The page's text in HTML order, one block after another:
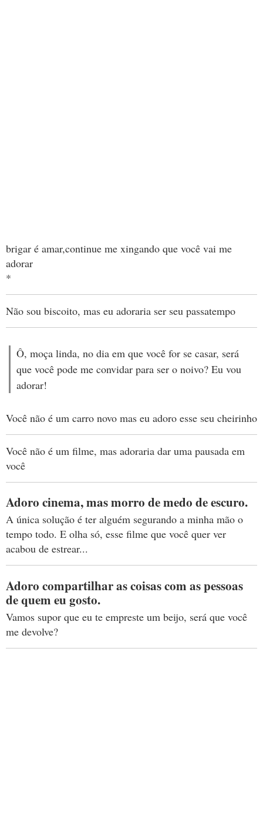
brigar é amar,continue me xingando que você vai me
adorar
*
Não sou biscoito, mas eu adoraria ser seu passatempo
Ô, moça linda, no dia em que você for se casar, será
que você pode me convidar para ser o noivo? Eu vou
adorar!
Você não é um carro novo mas eu adoro esse seu cheirinho
Você não é um filme, mas adoraria dar uma pausada em
você
Adoro cinema, mas morro de medo de escuro.
A única solução é ter alguém segurando a minha mão o
tempo todo. E olha só, esse filme que você quer ver
acabou de estrear...
Adoro compartilhar as coisas com as pessoas
de quem eu gosto.
Vamos supor que eu te empreste um beijo, será que você
me devolve?